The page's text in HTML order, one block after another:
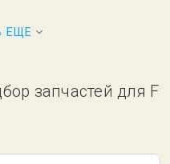
ЕЩЕ
запчастей для F